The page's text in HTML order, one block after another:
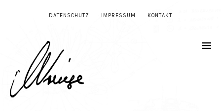
DATENSCHUTZ IMPRESSUM KONTAKT